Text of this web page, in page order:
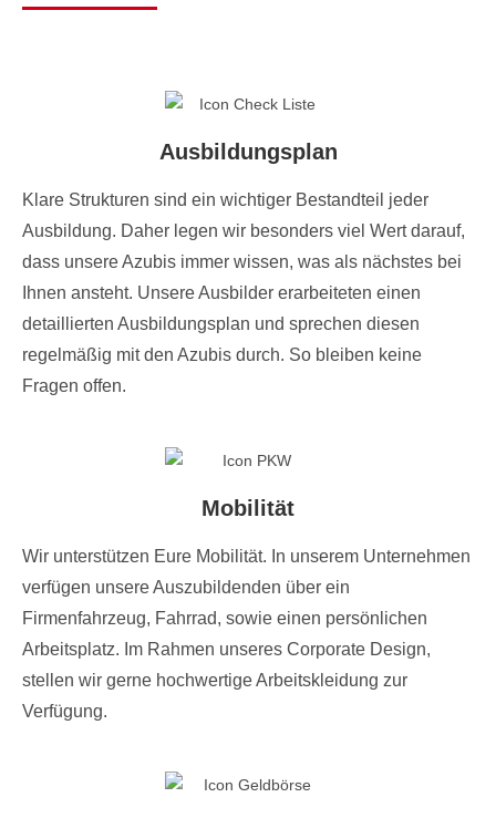
Ausbildungsplan
Klare Strukturen sind ein wichtiger Bestandteil jeder
Ausbildung. Daher legen wir besonders viel Wert darauf,
dass unsere Azubis immer wissen, was als nächstes bei
Ihnen ansteht. Unsere Ausbilder erarbeiteten einen
detaillierten Ausbildungsplan und sprechen diesen
regelmäßig mit den Azubis durch. So bleiben keine
Fragen offen.
Mobilität
Wir unterstützen Eure Mobilität. In unserem Unternehmen
verfügen unsere Auszubildenden über ein
Firmenfahrzeug, Fahrrad, sowie einen persönlichen
Arbeitsplatz. Im Rahmen unseres Corporate Design,
stellen wir gerne hochwertige Arbeitskleidung zur
Verfügung.